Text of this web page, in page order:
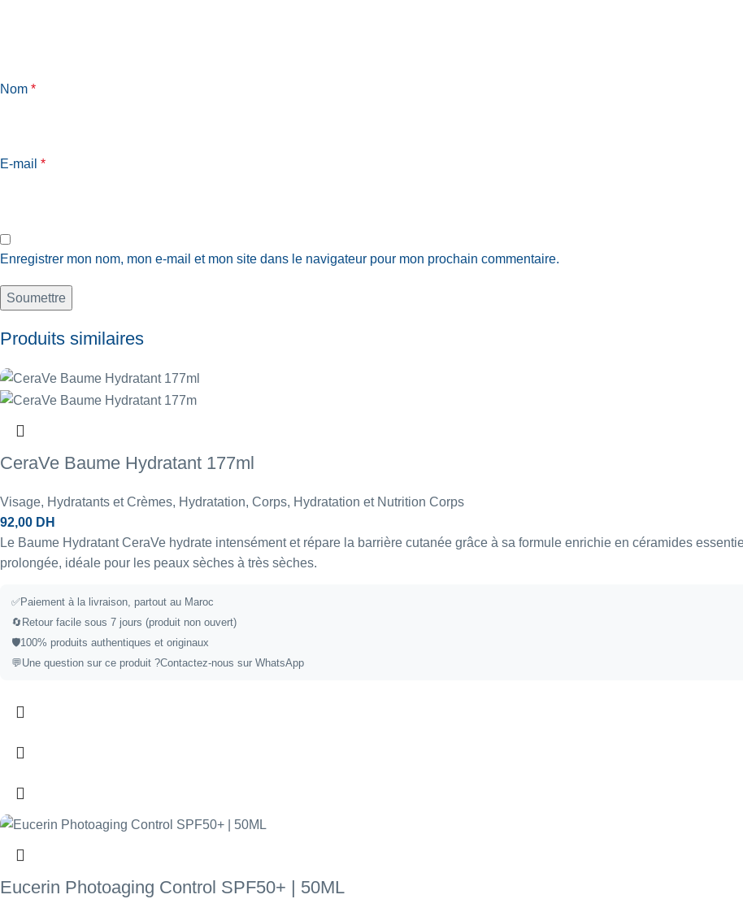
Nom *
E-mail *
Enregistrer mon nom, mon e-mail et mon site dans le navigateur pour mon prochain commentaire.
Produits similaires
CeraVe Baume Hydratant 177ml
Visage, Hydratants et Crèmes, Hydratation, Corps, Hydratation et Nutrition Corps
92,00 DH
Le Baume Hydratant CeraVe hydrate intensément et répare la barrière cutanée grâce à sa formule enrichie en céramides
prolongée, idéale pour les peaux sèches à très sèches.
✅Paiement à la livraison, partout au Maroc
🔄Retour facile sous 7 jours (produit non ouvert)
🛡️100% produits authentiques et originaux
💬Une question sur ce produit ?Contactez-nous sur WhatsApp
Eucerin Photoaging Control SPF50+ | 50ML